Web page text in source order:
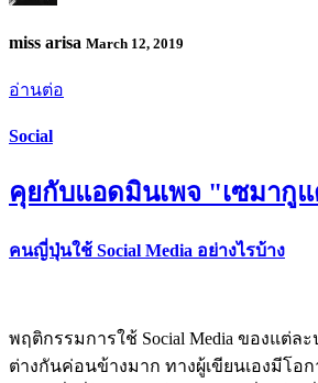
miss arisa March 12, 2019
อ่านต่อ
Social
คุยกับแอดมินเพจ "เซมากู
คนญี่ปุ่นใช้ Social Media อย่างไรบ้าง
พฤติกรรมการใช้ Social Media ของแต่ล
ต่างกันค่อนข้างมาก ทางผู้เขียนเองมีโอ